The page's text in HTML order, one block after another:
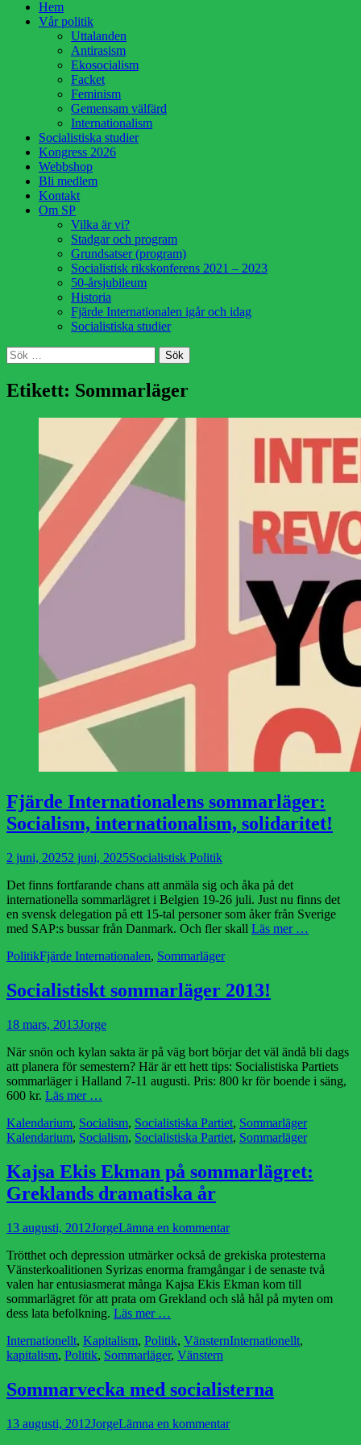
HoppaHem
Vår politik
Uttalanden
Antirasism
Ekosocialism
Facket
Feminism
Gemensam välfärd
Internationalism
Socialistiska studier
Kongress 2026
Webbshop
Bli medlem
Kontakt
Om SP
Vilka är vi?
Stadgar och program
Grundsatser (program)
Socialistisk rikskonferens 2021 – 2023
50-årsjubileum
Historia
Fjärde Internationalen igår och idag
Socialistiska studier
Sök
Sök
efter:
Etikett: Sommarläger
Fjärde Internationalens sommarläger:
Socialism, internationalism, solidaritet!
Publicerad
2 juni, 20252 juni, 2025Författare
Socialistisk Politik
Det finns fortfarande chans att anmäla sig och åka på det
internationella sommarlägret i Belgien 19-26 juli. Just nu finns det
en svensk delegation på ett 15-tal personer som åker från Sverige
med SAP:s bussar från Danmark. Och fler skall Läs mer …
Kategorier
PolitikEtiketter
Fjärde Internationalen, Sommarläger
Socialistiskt sommarläger 2013!
Publicerad
18 mars, 2013Författare
Jorge
När snön och kylan sakta är på väg bort börjar det väl ändå bli dags
att planera för semestern? Här är ett hett tips: Socialistiska Partiets
sommarläger i Halland 7-11 augusti. Pris: 800 kr för boende i säng,
600 kr. Läs mer …
Kategorier
Kalendarium, Socialism, Socialistiska Partiet, SommarlägerEtiketter
Kalendarium, Socialism, Socialistiska Partiet, Sommarläger
Kajsa Ekis Ekman på sommarlägret:
Greklands dramatiska år
Publicerad
13 augusti, 2012Författare
JorgeLämna en kommentar
Trötthet och depression utmärker också de grekiska protesterna
Vänsterkoalitionen Syrizas enorma framgångar i de senaste två
valen har entusiasmerat många Kajsa Ekis Ekman kom till
sommarlägret för att prata om Grekland och slå hål på myten om
dess lata befolkning. Läs mer …
Kategorier
Internationellt, Kapitalism, Politik, VänsternEtiketter
Internationellt,
kapitalism, Politik, Sommarläger, Vänstern
Sommarvecka med socialisterna
Publicerad
13 augusti, 2012Författare
JorgeLämna en kommentar